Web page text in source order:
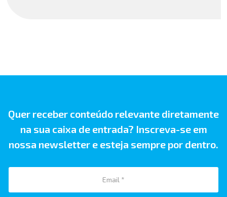
Quer receber conteúdo relevante diretamente
na sua caixa de entrada? Inscreva-se em
nossa newsletter e esteja sempre por dentro.